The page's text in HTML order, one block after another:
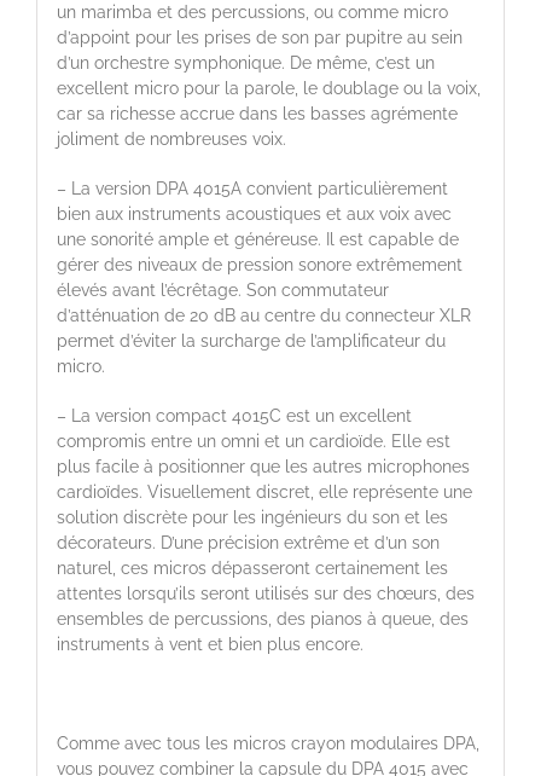
un marimba et des percussions, ou comme micro
d’appoint pour les prises de son par pupitre au sein
d’un orchestre symphonique. De même, c’est un
excellent micro pour la parole, le doublage ou la voix,
car sa richesse accrue dans les basses agrémente
joliment de nombreuses voix.
– La version DPA 4015A convient particulièrement
bien aux instruments acoustiques et aux voix avec
une sonorité ample et généreuse. Il est capable de
gérer des niveaux de pression sonore extrêmement
élevés avant l’écrêtage. Son commutateur
d’atténuation de 20 dB au centre du connecteur XLR
permet d’éviter la surcharge de l’amplificateur du
micro.
– La version compact 4015C est un excellent
compromis entre un omni et un cardioïde. Elle est
plus facile à positionner que les autres microphones
cardioïdes. Visuellement discret, elle représente une
solution discrète pour les ingénieurs du son et les
décorateurs. D’une précision extrême et d’un son
naturel, ces micros dépasseront certainement les
attentes lorsqu’ils seront utilisés sur des chœurs, des
ensembles de percussions, des pianos à queue, des
instruments à vent et bien plus encore.
Comme avec tous les micros crayon modulaires DPA,
vous pouvez combiner la capsule du DPA 4015 avec